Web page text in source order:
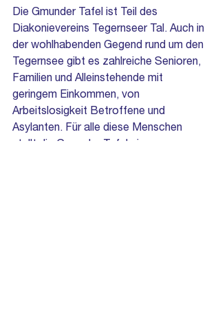
Die Gmunder Tafel ist Teil des
Diakonievereins Tegernseer Tal. Auch in
der wohlhabenden Gegend rund um den
Tegernsee gibt es zahlreiche Senioren,
Familien und Alleinstehende mit
geringem Einkommen, von
Arbeitslosigkeit Betroffene und
Asylanten. Für alle diese Menschen